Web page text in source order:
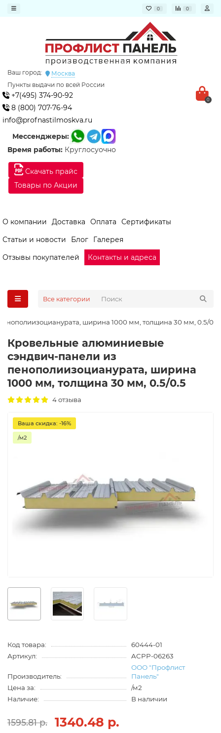
0 0
Скачать прайс
Товары по Акции
Ваш город:
Москва
Пункты выдачи по всей России
+7(495) 374-90-92
8 (800) 707-76-94
info@profnastilmoskva.ru
Мессенджеры:
Время работы: Круглосуочно
0
О компании Доставка Оплата
Сертификаты
Статьи и новости
Блог
Галерея
Отзывы покупателей
Контакты и адреса
Все категории
ширина 1000 мм, толщина 30 мм, 0.5/0.5
Кровельные алюминиевые
сэндвич-панели из
пенополиизоцианурата, ширина
1000 мм, толщина 30 мм, 0.5/0.5
4 отзыва
Ваша скидка: -16%
/м2
Код товара:
60444-01
Артикул:
ACPP-06263
Производитель:
ООО "Профлист
Панель"
Цена за:
/м2
Наличие:
В наличии
1595.81 р. 1340.48 р.